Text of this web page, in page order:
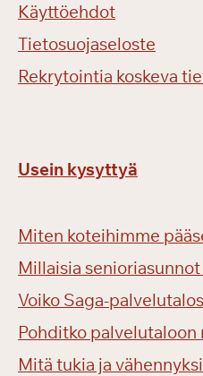
Käyttöehdot
Tietosuojaseloste
Rekrytointia koskeva
Usein kysyttyä
Miten koteihimme
Millaisia
Voiko Saga-
Pohditko palvelutaloon
Mitä tukia ja